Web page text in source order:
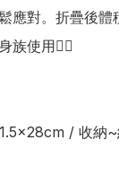
應對。折疊後體
使用👍🏻
/ 收納